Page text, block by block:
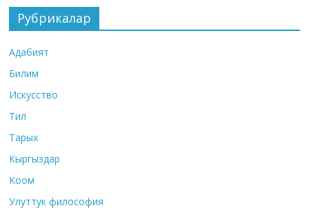
Рубрикалар
Адабият
Билим
Искусство
Тил
Тарых
Кыргыздар
Коом
Улуттук философия